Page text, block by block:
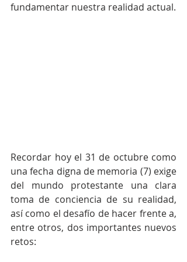
fundamentar nuestra realidad actual.
Recordar hoy el 31 de octubre como
una fecha digna de memoria (7) exige
del mundo protestante una clara
toma de conciencia de su realidad,
así como el desafío de hacer frente a,
entre otros, dos importantes nuevos
retos: